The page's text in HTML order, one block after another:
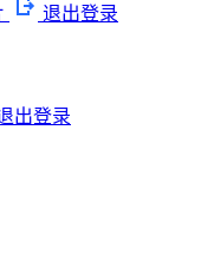
退出登录
出登录